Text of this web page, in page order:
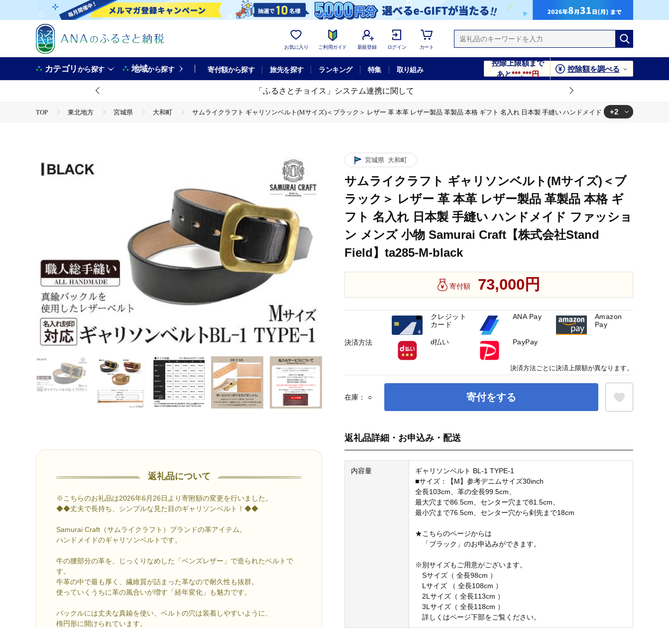
お気に入り ご利用ガイド 新規登録 ログイン カート
カテゴリから探す 地域から探す 寄付額から探す 旅先を探す ランキング 特集 取り組み
控除上限額まで
あと***,***円
控除額を調べる
「ふるさとチョイス」システム連携に関して
TOP 東北地方 宮城県 大和町
サムライクラフト ギャリソンベルト(Mサイズ)＜ブラック＞ レザー 革 本革 レザー製品 革製品 本格 ギフト 名入れ 日本製 手縫い ハンドメイド ファッション メンズ
サムライクラフト ギャリソンベルト(Mサイズ)＜ブラック＞ レザー 革 本革 レザー製品 革製品 本格 ギフト 名入れ 日本製 手縫い ハンドメイド ファッション メンズ 小物 Samurai Craft【株式会社Stand
Field】ta285-M-black
+2
返礼品について
※こちらのお礼品は2026年6月26日より寄附額の変更を行いました。
◆◆丈夫で長持ち、シンプルな見た目のギャリソンベルト！◆◆
Samurai Craft（サムライクラフト）ブランドの革アイテム。
ハンドメイドのギャリソンベルトです。
牛の腰部分の革を、じっくりなめした「ベンズレザー」で造られたベルトで
す。
牛革の中で最も厚く、繊維質が詰まった革なので耐久性も抜群。
使っていくうちに革の風合いが増す「経年変化」も魅力です。
バックルには丈夫な真鍮を使い、ベルトの穴は装着しやすいように、
楕円形に開けられています。
宮城県 大和町
サムライクラフト ギャリソンベルト(Mサイズ)＜ブ
ラック＞ レザー 革 本革 レザー製品 革製品 本格 ギ
フト 名入れ 日本製 手縫い ハンドメイド ファッショ
ン メンズ 小物 Samurai Craft【株式会社Stand
Field】ta285-M-black
寄付額 73,000円
在庫： ○ 寄付をする
返礼品詳細・お申込み・配送
内容量
ギャリソンベルト BL-1 TYPE-1
■サイズ：【M】参考デニムサイズ30inch
全長103cm、革の全長99.5cm、
最大穴まで86.5cm、センター穴まで81.5cm、
最小穴まで76.5cm、センター穴から剣先まで18cm
★こちらのページからは
「ブラック」のお申込みができます。
※別サイズもご用意がございます。
Sサイズ（ 全長98cm ）
Lサイズ （ 全長108cm ）
2Lサイズ（ 全長113cm ）
3Lサイズ（ 全長118cm ）
詳しくはページ下部をご覧ください。
決済方法
クレジット
カード
ANA Pay
Amazon
Pay
d払い PayPay
決済方法ごとに決済上限額が異なります。